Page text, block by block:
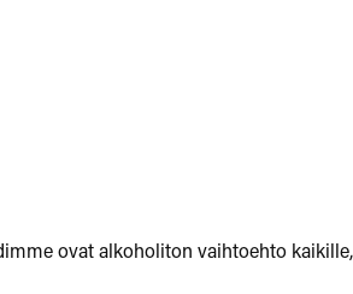
ovat alkoholiton vaihtoehto